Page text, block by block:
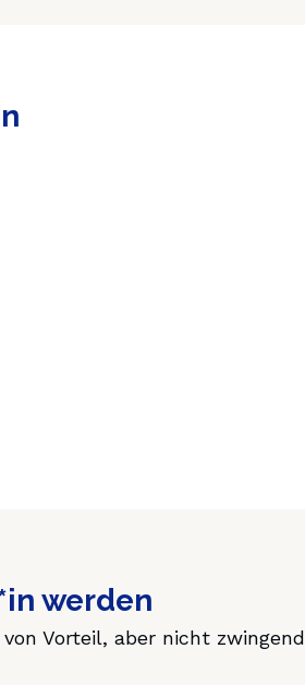
werden
Vorteil, aber nicht zwingend